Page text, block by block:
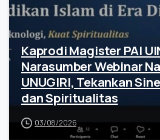
Kaprodi Magister PAI
Narasumber Webinar
UNUGIRI, Tekankan
dan Spiritualitas
03/08/2026